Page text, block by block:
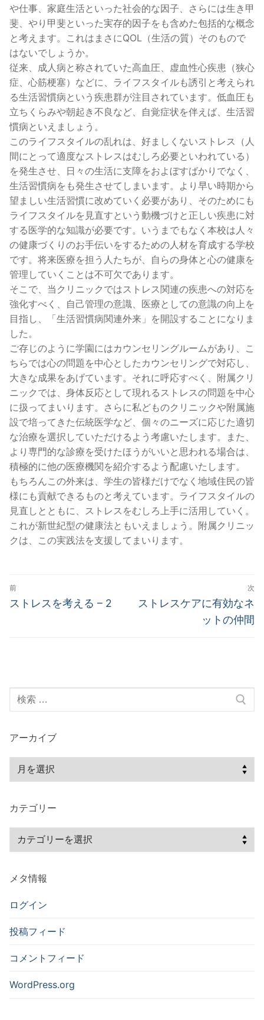
や仕事、家庭生活といった社会的な因子、さらには生き甲
斐、やり甲斐といった実存的因子をも含めた包括的な概念
と考えます。これはまさにQOL（生活の質）そのもので
はないでしょうか。
従来、成人病と称されていた高血圧、虚血性心疾患（狭心
症、心筋梗塞）などに、ライフスタイルも誘引と考えられ
る生活習慣病という疾患群が注目されています。低血圧も
立ちくらみや朝起き不良など、自覚症状を伴えば、生活習
慣病といえましょう。
このライフスタイルの乱れは、好ましくないストレス（人
間にとって適度なストレスはむしろ必要といわれている）
を発生させ、日々の生活に支障をおよぼすばかりでなく、
生活習慣病をも発生させてしまいます。より早い時期から
望ましい生活習慣に改めていく必要があり、そのためにも
ライフスタイルを見直すという動機づけと正しい疾患に対
する医学的な知識が必要です。いうまでもなく本校は人々
の健康づくりのお手伝いをするための人材を育成する学校
です。将来医療を担う人たちが、自らの身体と心の健康を
管理していくことは不可欠であります。
そこで、当クリニックではストレス関連の疾患への対応を
強化すべく、自己管理の意識、医療としての意識の向上を
目指し、「生活習慣病関連外来」を開設することになりま
した。
ご存じのように学園にはカウンセリングルームがあり、こ
ちらでは心の問題を中心としたカウンセリングで対応し、
大きな成果をあげています。それに呼応すべく、附属クリ
ニックでは、身体反応として現れるストレスの問題を中心
に扱ってまいります。さらに私どものクリニックや附属施
設で培ってきた伝統医学など、個々のニーズに応じた適切
な治療を選択していただけるよう考慮いたします。また、
より専門的な診療を受けたほうがいいと思われる場合は、
積極的に他の医療機関を紹介するよう配慮いたします。
もちろんこの外来は、学生の皆様だけでなく地域住民の皆
様にも貢献できるものと考えています。ライフスタイルの
見直しとともに、ストレスをむしろ上手に活用していく。
これが新世紀型の健康法ともいえましょう。附属クリニッ
クは、この実践法を支援してまいります。
投
稿
シ
ン
前
前
ストレスを考える – 2
次
次
ストレスケアに有効なネ
ットの仲間
索:
アーカイブ
イ
カテゴリー
リ
メタ情報
ログイン
投稿フィード
コメントフィード
WordPress.org